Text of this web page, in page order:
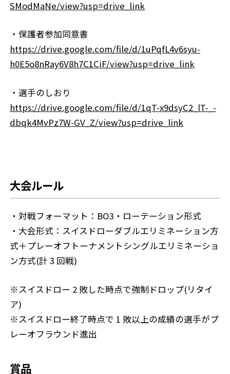
SModMaNe/view?usp=drive_link
・保護者参加同意書
https://drive.google.com/file/d/1uPqfL4v6syu-
h0E5o8nRay6V8h7C1CiF/view?usp=drive_link
・選手のしおり
https://drive.google.com/file/d/1qT-x9dsyC2_lT-_-
dbqk4MvPz7W-GV_Z/view?usp=drive_link
大会ルール
・対戦フォーマット：BO3・ローテーション形式
・大会形式：スイスドローダブルエリミネーション方
式＋プレーオフトーナメントシングルエリミネーショ
ン方式(計 3 回戦)
※スイスドロー 2 敗した時点で強制ドロップ(リタイ
ア)
※スイスドロー終了時点で 1 敗以上の成績の選手がプ
レーオフラウンド進出
賞品